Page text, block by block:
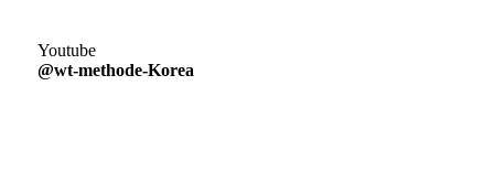
Youtube
@wt-methode-Korea